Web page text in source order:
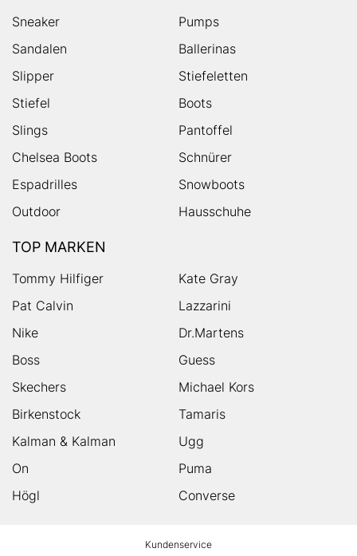
Sneaker
Pumps
Sandalen
Ballerinas
Slipper
Stiefeletten
Stiefel
Boots
Slings
Pantoffel
Chelsea Boots
Schnürer
Espadrilles
Snowboots
Outdoor
Hausschuhe
TOP MARKEN
Tommy Hilfiger
Kate Gray
Pat Calvin
Lazzarini
Nike
Dr.Martens
Boss
Guess
Skechers
Michael Kors
Birkenstock
Tamaris
Kalman & Kalman
Ugg
On
Puma
Högl
Converse
Kundenservice